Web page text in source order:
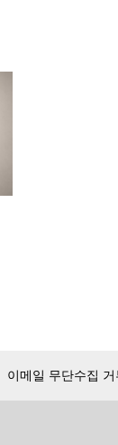
이메일 무단수집 거